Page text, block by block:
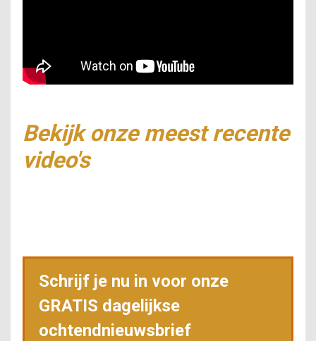
Bekijk onze meest recente
video's
Schrijf je nu in voor onze
GRATIS dagelijkse
ochtendnieuwsbrief